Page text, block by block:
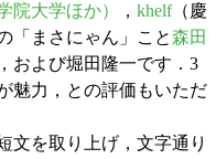
院大学ほか） ， khelf（慶
「まさにゃん」こと森田
，および堀田隆一です．3
魅力，との評価もいただ
を取り上げ，文字通り